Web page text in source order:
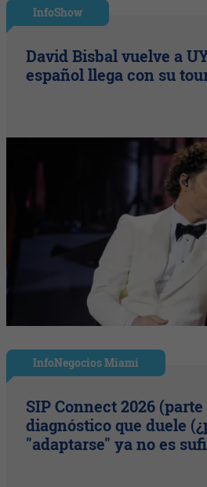
InfoShow
David Bisbal vuelve a
español llega con su
InfoNegocios Miami
SIP Connect 2026
diagnóstico que duele
"adaptarse" ya no es